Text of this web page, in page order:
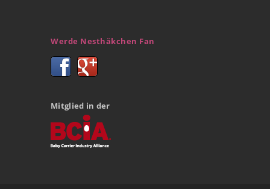
Werde Nesthäkchen Fan
Mitglied in der